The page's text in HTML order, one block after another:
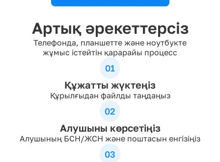
Артық әрекеттерсіз
Телефонда, планшетте және ноутбукте
жұмыс істейтін қарарайы процесс
01
Құжатты жүктеңіз
Құрылғыдан файлды таңдаңыз
02
Алушыны көрсетіңіз
Алушының БСН/ЖСН және поштасын енгізіңіз
03